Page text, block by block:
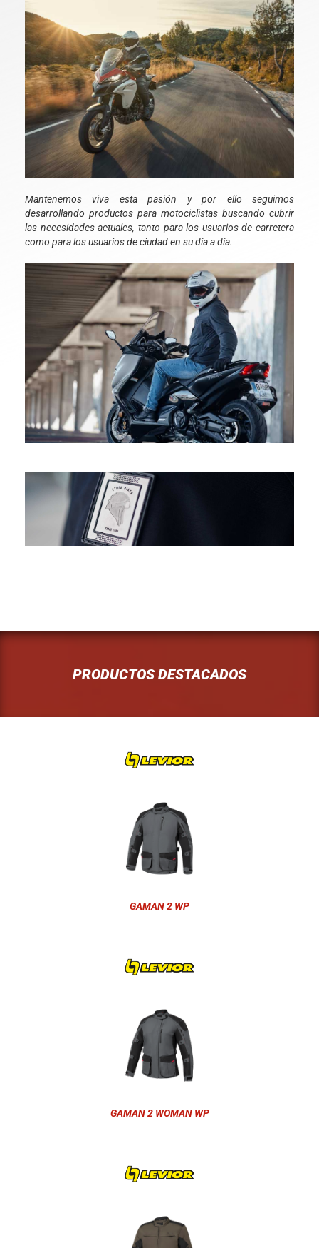
Mantenemos viva esta pasión y por ello seguimos
desarrollando productos para motociclistas buscando cubrir
las necesidades actuales, tanto para los usuarios de carretera
como para los usuarios de ciudad en su día a día.
PRODUCTOS DESTACADOS
GAMAN 2 WP
GAMAN 2 WOMAN WP